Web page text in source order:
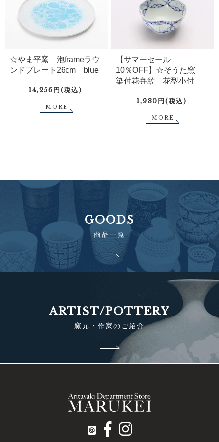
☆やま平窯 泡frameラウ
ンドプレート26cm blue
14,256円(税込)
MORE
【サマーセール
10％OFF】☆そうた窯
染付花弁紋 花型小付
1,980円(税込)
MORE
GOODS
商品一覧
ARTIST/POTTERY
窯元・作家のご紹介